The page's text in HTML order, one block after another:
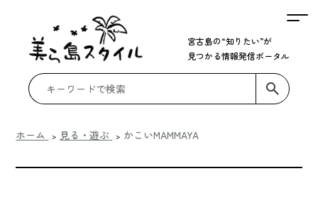
宮古島の“知りたい”が
見つかる情報発信ポータル
ホーム 見る・遊ぶ かこいMAMMAYA